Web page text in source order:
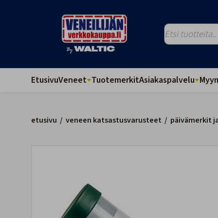
EtusivuVeneet TuotemerkitAsiakaspalvelu
etusivu / veneen katsastusvarusteet / päivämerkit